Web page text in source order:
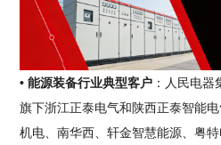
• 能源装备行业典型客户 ：人民电
旗下浙江正泰电气和陕西正泰智能
机电、南华西、轩金智慧能源、粤